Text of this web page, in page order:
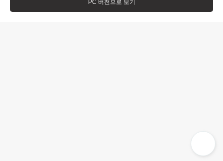
PC 버전으로 보기